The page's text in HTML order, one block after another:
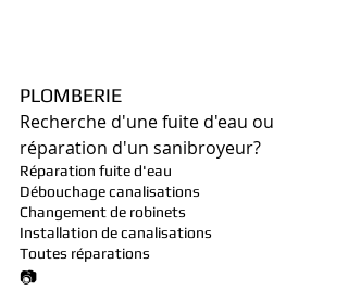
PLOMBERIE
Recherche d'une fuite d'eau ou
réparation d'un sanibroyeur?
Réparation fuite d'eau
Débouchage canalisations
Changement de robinets
Installation de canalisations
Toutes réparations
📷